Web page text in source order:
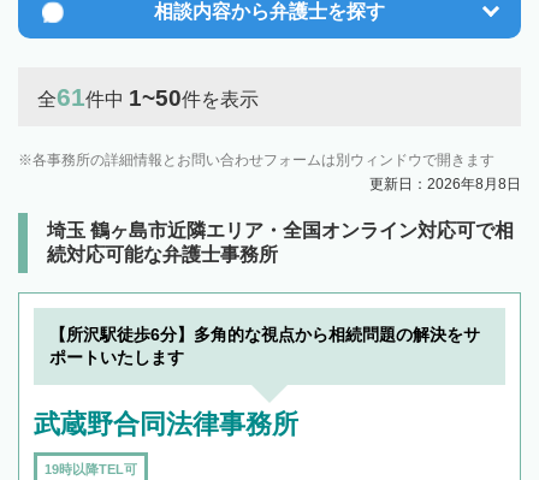
相談内容から弁護士を探す
全61件中 1~50件を表示
各事務所の詳細情報とお問い合わせフォームは別ウィンドウで開きます
更新日：2026年8月8日
埼玉 鶴ヶ島市近隣エリア・全国オンライン対応可で相
続対応可能な弁護士事務所
【所沢駅徒歩6分】多角的な視点から相続問題の解決をサ
ポートいたします
武蔵野合同法律事務所
19時以降TEL可